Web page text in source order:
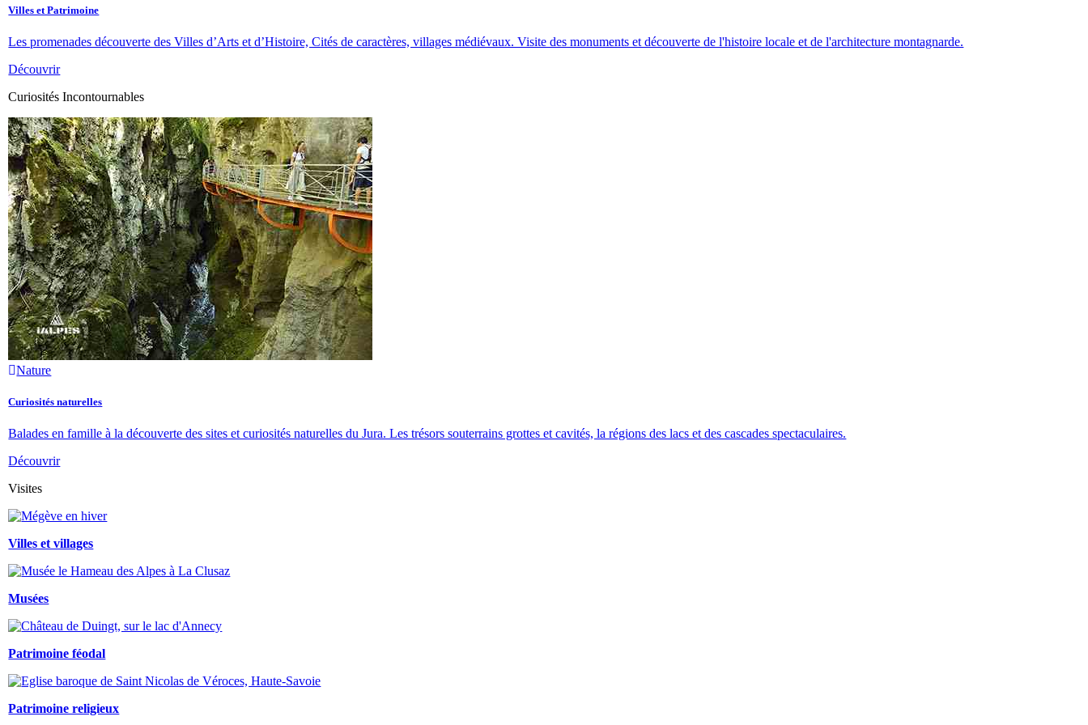
Villes et Patrimoine
Les promenades découverte des Villes d’Arts et d’Histoire, Cités de caractères, villages médiévaux. Visite des monuments et découverte de l'histoire locale et de l'architecture montagnarde.
Découvrir
Curiosités Incontournables
Nature
Curiosités naturelles
Balades en famille à la découverte des sites et curiosités naturelles du Jura. Les trésors souterrains grottes et cavités, la régions des lacs et des cascades spectaculaires.
Découvrir
Visites
Villes et villages
Musées
Patrimoine féodal
Patrimoine religieux